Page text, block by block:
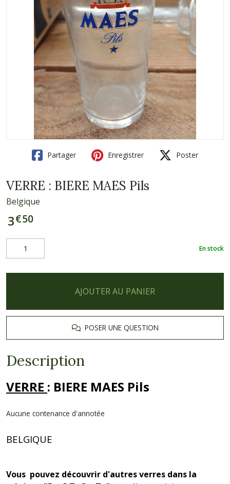
Partager Enregistrer Poster
VERRE : BIERE MAES Pils
Belgique
3€50
En stock
AJOUTER AU PANIER
POSER UNE QUESTION
Description
VERRE : BIERE MAES Pils
Aucune contenance d'annotée
BELGIQUE
Vous pouvez découvrir d'autres verres dans la